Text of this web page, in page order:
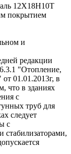
12Х18Н10Т
покрытием
и
редакции
"Отопление,
01.01.2013г, в
что в зданиях
с
труб для
следует
с